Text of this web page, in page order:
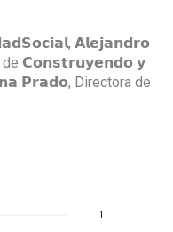
𝗔𝗹𝗲𝗷𝗮𝗻𝗱𝗿𝗼
de 𝗖𝗼𝗻𝘀𝘁𝗿𝘂𝘆𝗲𝗻𝗱𝗼 𝘆
𝗣𝗿𝗮𝗱𝗼, Directora de
1